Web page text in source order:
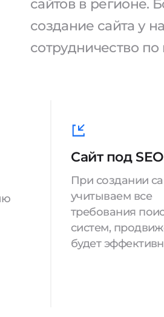
сайтов в регионе.
создание сайта у
сотрудничество
Сайт под SEO
При создании
учитываем все
требования
систем,
будет